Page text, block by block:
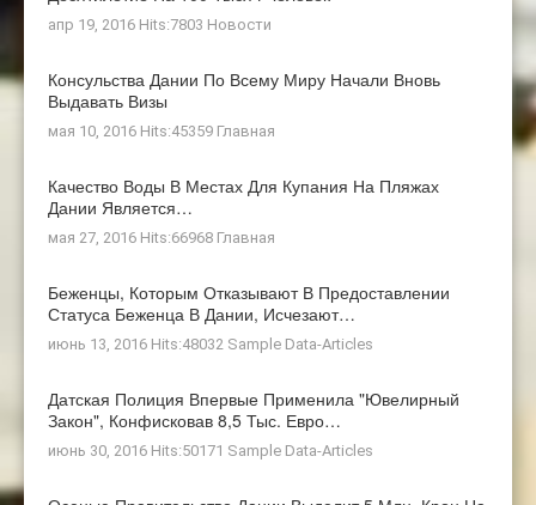
апр 19, 2016 Hits:7803 Новости
Консульства Дании По Всему Миру Начали Вновь
Выдавать Визы
мая 10, 2016 Hits:45359 Главная
Качество Воды В Местах Для Купания На Пляжах
Дании Является…
мая 27, 2016 Hits:66968 Главная
Беженцы, Которым Отказывают В Предоставлении
Статуса Беженца В Дании, Исчезают…
июнь 13, 2016 Hits:48032 Sample Data-Articles
Датская Полиция Впервые Применила "ювелирный
Закон", Конфисковав 8,5 Тыс. Евро…
июнь 30, 2016 Hits:50171 Sample Data-Articles